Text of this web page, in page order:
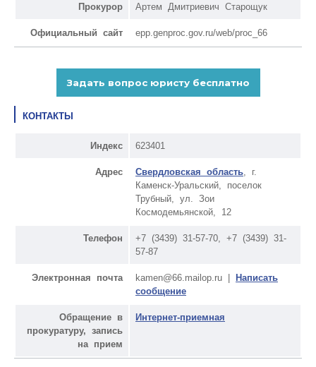
Прокурор Артем Дмитриевич Старощук
Официальный сайт epp.genproc.gov.ru/web/proc_66
КОНТАКТЫ
Индекс 623401
Адрес Свердловская область , г.
Каменск-Уральский, поселок
Трубный, ул. Зои
Космодемьянской, 12
Телефон
+7 (3439) 31-57-70, +7 (3439) 31-
57-87
Электронная почта kamen@66.mailop.ru |
Написать
сообщение
Обращение в
прокуратуру, запись
на прием
Интернет-приемная